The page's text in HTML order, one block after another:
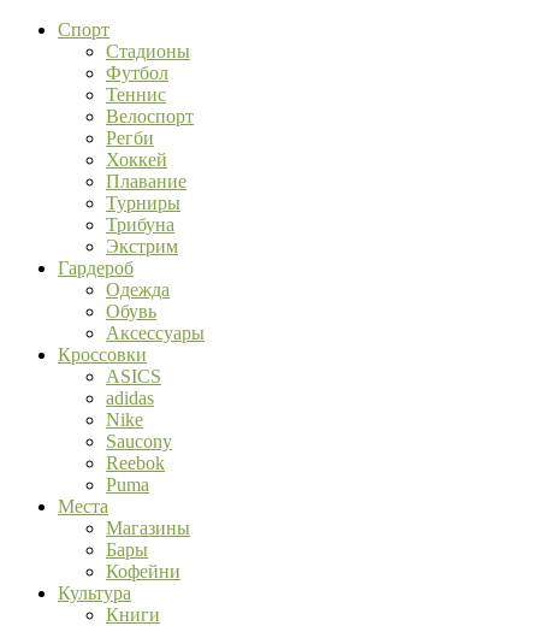
Спорт
Стадионы
Футбол
Теннис
Велоспорт
Регби
Хоккей
Плавание
Турниры
Трибуна
Экстрим
Гардероб
Одежда
Обувь
Аксессуары
Кроссовки
ASICS
adidas
Nike
Saucony
Reebok
Puma
Места
Магазины
Бары
Кофейни
Культура
Книги